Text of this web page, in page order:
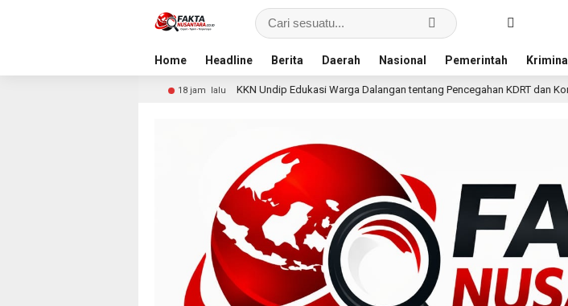
Home Headline Berita Daerah Nasional Pemerintah Kriminal
KKN Undip Edukasi Warga Dalangan tentang Pencegahan KDRT dan Komunikasi Keluarga